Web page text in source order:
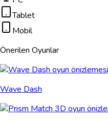
Tablet
Mobil
Önerilen Oyunlar
Wave Dash